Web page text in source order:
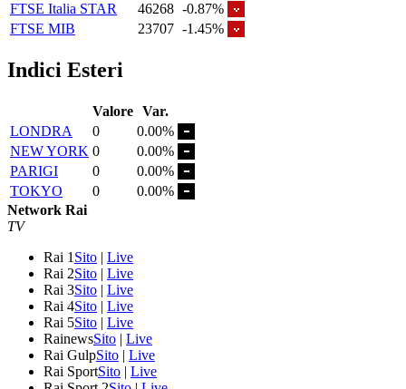
FTSE Italia STAR
46268 -0.87%
FTSE MIB
23707 -1.45%
Indici Esteri
Valore Var.
LONDRA
0
0.00%
NEW YORK 0
0.00%
PARIGI
0
0.00%
TOKYO
0
0.00%
Network Rai
TV
Rai 1 Sito | Live
Rai 2Sito | Live
Rai 3Sito | Live
Rai 4Sito | Live
Rai 5Sito | Live
RainewsSito | Live
Rai GulpSito | Live
Rai SportSito | Live